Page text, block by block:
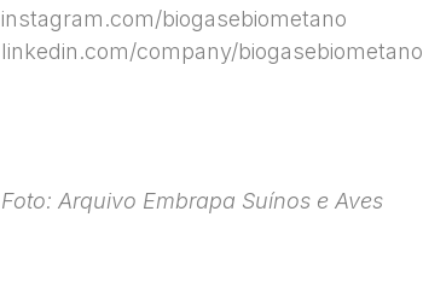
instagram.com/biogasebiometano
linkedin.com/company/biogasebiometano
Foto: Arquivo Embrapa Suínos e Aves